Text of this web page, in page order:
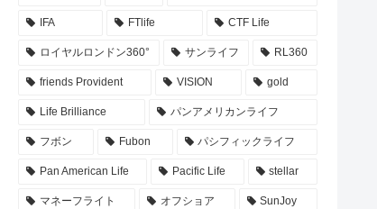
IFA FTlife CTF Life
ロイヤルロンドン360° サンライフ RL360
friends Provident VISION gold
Life Brilliance パンアメリカンライフ
フボン Fubon パシフィックライフ
Pan American Life Pacific Life stellar
マネーフライト オフショア SunJoy